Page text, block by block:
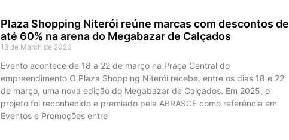
Plaza Shopping Niterói reúne marcas com descontos de
até 60% na arena do Megabazar de Calçados
18 de March de 2026
Evento acontece de 18 a 22 de março na Praça Central do
empreendimento O Plaza Shopping Niterói recebe, entre os dias 18 e 22
de março, uma nova edição do Megabazar de Calçados. Em 2025, o
projeto foi reconhecido e premiado pela ABRASCE como referência em
Eventos e Promoções entre